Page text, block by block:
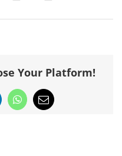
Your Platform!
WhatsApp
Email